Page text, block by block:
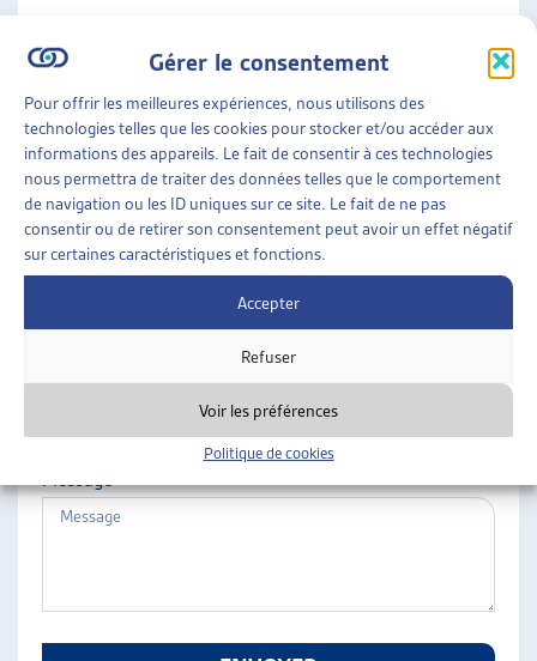
Gérer le consentement
Pour offrir les meilleures expériences, nous utilisons des
technologies telles que les cookies pour stocker et/ou accéder aux
informations des appareils. Le fait de consentir à ces technologies
nous permettra de traiter des données telles que le comportement
de navigation ou les ID uniques sur ce site. Le fait de ne pas
consentir ou de retirer son consentement peut avoir un effet négatif
sur certaines caractéristiques et fonctions.
Accepter
Refuser
Voir les préférences
Politique de cookies
THÉMATIQUES
GUIDE SOCIAL ROMAND
AUTRES
ARTIAS
L’ASSOCIATION
PROJETS ET ACTIVITÉS
JOURNÉES D’AUTOMNE
A noter que nous ne répondons pas aux messages liés
aux situations personnelles. Adressez-vous en priorité
aux services concernés de votre canton.
Nom